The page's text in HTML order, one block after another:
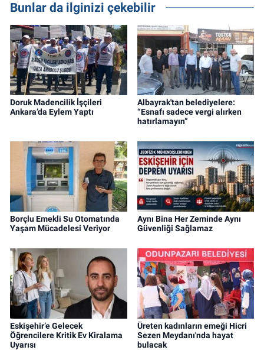
Bunlar da ilginizi çekebilir
Doruk Madencilik İşçileri
Ankara’da Eylem Yaptı
Albayrak'tan belediyelere:
“Esnafı sadece vergi alırken
hatırlamayın”
Borçlu Emekli Su Otomatında
Yaşam Mücadelesi Veriyor
Aynı Bina Her Zeminde Aynı
Güvenliği Sağlamaz
Eskişehir’e Gelecek
Öğrencilere Kritik Ev Kiralama
Uyarısı
Üreten kadınların emeği Hicri
Sezen Meydanı'nda hayat
bulacak